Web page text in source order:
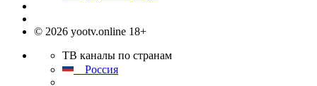
© 2026 yootv.online 18+
ТВ каналы по странам
Россия